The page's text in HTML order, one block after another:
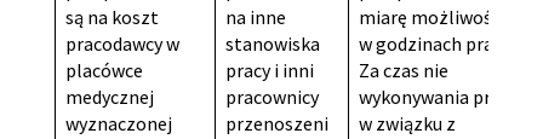
są na koszt
pracodawcy w
placówce
medycznej
wyznaczonej
na inne
stanowiska
pracy i inni
pracownicy
przenoszeni
miarę możliwości
w godzinach pracy.
Za czas nie
wykonywania pracy
w związku z